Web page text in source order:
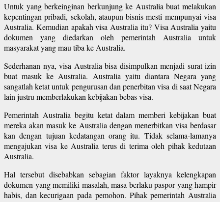
Untuk yang berkeinginan berkunjung ke Australia buat melakukan
kepentingan pribadi, sekolah, ataupun bisnis mesti mempunyai visa
Australia. Kemudian apakah visa Australia itu? Visa Australia yaitu
dokumen yang diedarkan oleh pemerintah Australia untuk
masyarakat yang mau tiba ke Australia.
Sederhanan nya, visa Australia bisa disimpulkan menjadi surat izin
buat masuk ke Australia. Australia yaitu diantara Negara yang
sangatlah ketat untuk pengurusan dan penerbitan visa di saat Negara
lain justru memberlakukan kebijakan bebas visa.
Pemerintah Australia begitu ketat dalam memberi kebijakan buat
mereka akan masuk ke Australia dengan menerbitkan visa berdasar
kan dengan tujuan kedatangan orang itu. Tidak selama-lamanya
mengajukan visa ke Australia terus di terima oleh pihak kedutaan
Australia.
Hal tersebut disebabkan sebagian faktor layaknya kelengkapan
dokumen yang memiliki masalah, masa berlaku paspor yang hampir
habis, dan kecurigaan pada pemohon. Pihak pemerintah Australia